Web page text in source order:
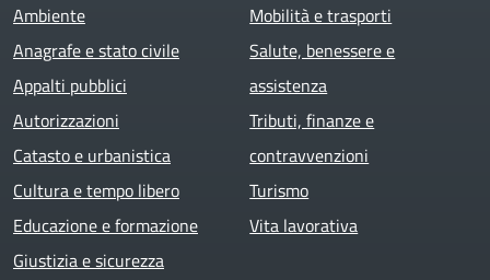
Ambiente
Anagrafe e stato civile
Appalti pubblici
Autorizzazioni
Catasto e urbanistica
Cultura e tempo libero
Educazione e formazione
Giustizia e sicurezza
Mobilità e trasporti
Salute, benessere e
assistenza
Tributi, finanze e
contravvenzioni
Turismo
Vita lavorativa